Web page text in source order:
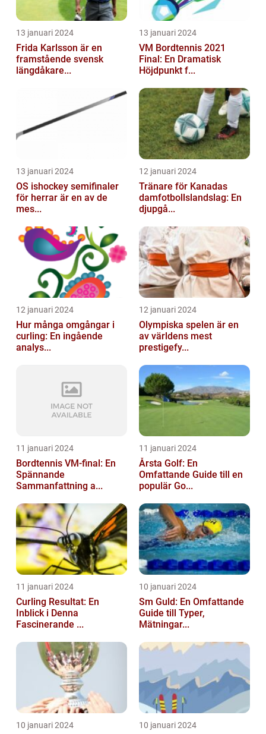
13 januari 2024
Frida Karlsson är en
framstående svensk
längdåkare...
13 januari 2024
VM Bordtennis 2021
Final: En Dramatisk
Höjdpunkt f...
13 januari 2024
OS ishockey semifinaler
för herrar är en av de
mes...
12 januari 2024
Tränare för Kanadas
damfotbollslandslag: En
djupgå...
12 januari 2024
Hur många omgångar i
curling: En ingående
analys...
12 januari 2024
Olympiska spelen är en
av världens mest
prestigefy...
11 januari 2024
Bordtennis VM-final: En
Spännande
Sammanfattning a...
11 januari 2024
Årsta Golf: En
Omfattande Guide till en
populär Go...
11 januari 2024
Curling Resultat: En
Inblick i Denna
Fascinerande ...
10 januari 2024
Sm Guld: En Omfattande
Guide till Typer,
Mätningar...
10 januari 2024 10 januari 2024